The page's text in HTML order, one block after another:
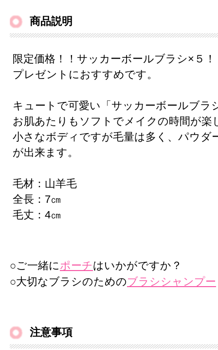
商品説明
限定価格！！サッカーボールブラシ×５！
プレゼントにおすすめです。
キュートで可愛い「サッカーボールブラ
お肌あたりもソフトでメイクの時間が楽
小さなボディですが毛量は多く、パウダ
が出来ます。
毛材：山羊毛
全長：7㎝
毛丈：4㎝
○ご一緒にポーチはいかがですか？
○大切なブラシのためのブラシシャンプー
注意事項